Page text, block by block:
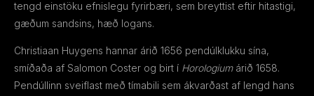
tengd einstöku efnislegu fyrirbæri, sem breyttist eftir hitastigi,
gæðum sandsins, hæð logans.
Christiaan Huygens hannar árið 1656 pendúlklukku sína,
smíðaða af Salomon Coster og birt í Horologiumárið 1658.
Pendúllinn sveiflast með tímabili sem ákvarðast af lengd hans